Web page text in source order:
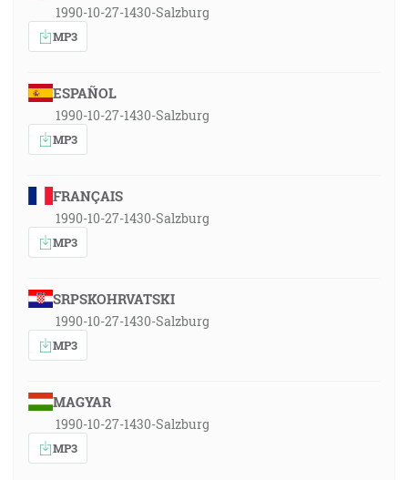
1990-10-27-1430-Salzburg
MP3
ESPAÑOL
1990-10-27-1430-Salzburg
MP3
FRANÇAIS
1990-10-27-1430-Salzburg
MP3
SRPSKOHRVATSKI
1990-10-27-1430-Salzburg
MP3
MAGYAR
1990-10-27-1430-Salzburg
MP3